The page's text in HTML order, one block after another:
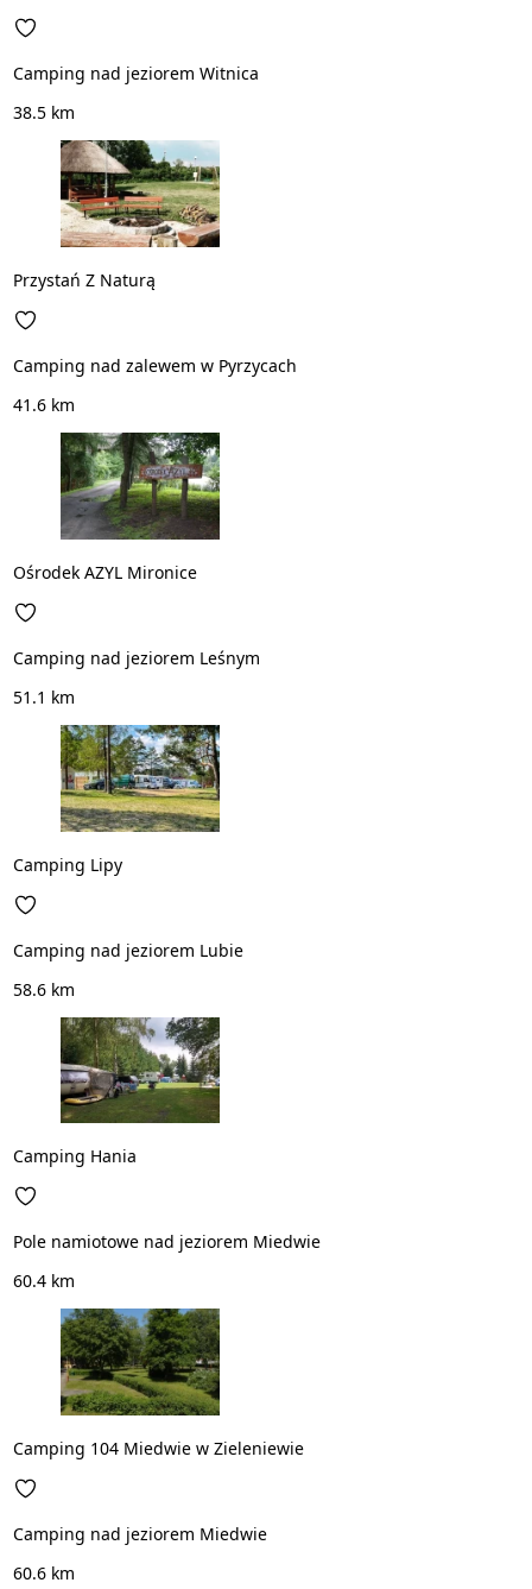
Camping nad jeziorem Witnica
38.5 km
Przystań Z Naturą
Camping nad zalewem w Pyrzycach
41.6 km
Ośrodek AZYL Mironice
Camping nad jeziorem Leśnym
51.1 km
Camping Lipy
Camping nad jeziorem Lubie
58.6 km
Camping Hania
Pole namiotowe nad jeziorem Miedwie
60.4 km
Camping 104 Miedwie w Zieleniewie
Camping nad jeziorem Miedwie
60.6 km